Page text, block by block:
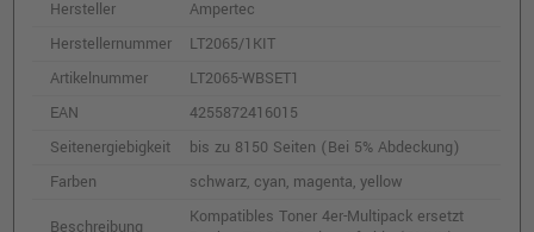
Kompatibler Toner ersetzt Brother TN-
328BK · Schwarz
67,98 €
inkl. MwSt.zzgl. Versand
Kompatibler Toner ersetzt Brother TN-320Y
o. MwSt.52,09 €
Hersteller
Ampertec
Herstellernummer
LT2065/1KIT
Artikelnummer
LT2065-WBSET1
EAN
4255872416015
Seitenergiebigkeit
bis zu 8150 Seiten (Bei 5% Abdeckung)
Farben
schwarz, cyan, magenta, yellow
Beschreibung
Kompatibles Toner 4er-Multipack ersetzt